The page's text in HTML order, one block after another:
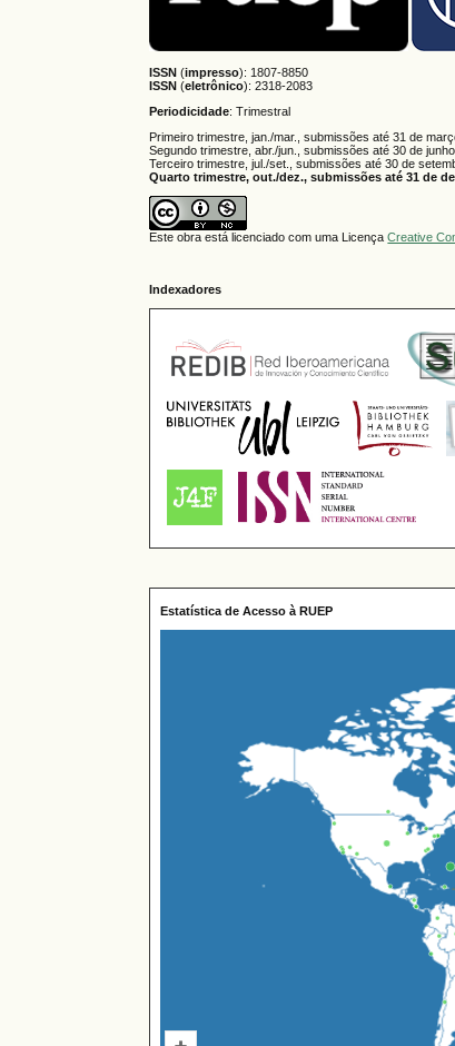
ISSN (impresso): 1807-8850
ISSN (eletrônico):2318-2083
Periodicidade: Trimestral
Primeiro trimestre, jan./mar., submissões até 31 de
Segundo trimestre, abr./jun., submissões até 30 de
Terceiro trimestre, jul./set., submissões até 30 de
Quarto trimestre, out./dez., submissões até 31 de
Este obra está licenciado com uma LicençaCreative
Indexadores
Estatística de Acesso à RUEP